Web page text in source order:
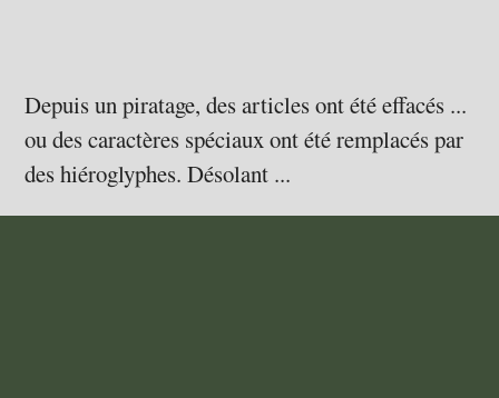
Depuis un piratage, des articles ont été effacés ...
ou des caractères spéciaux ont été remplacés par
des hiéroglyphes. Désolant ...